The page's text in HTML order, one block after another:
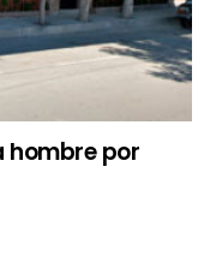
hombre por